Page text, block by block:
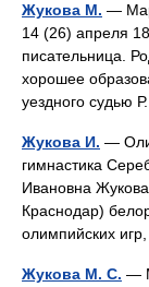
Жукова М. —
14 (26) апреля
писательница.
хорошее
уездного
Жукова И. —
гимнастика
Ивановна
Краснодар)
олимпийских
Жукова М. С. —